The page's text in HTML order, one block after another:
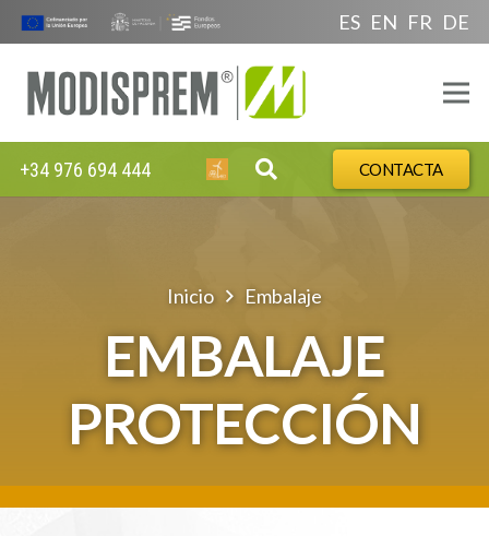
ES EN FR DE
+34 976 694 444 CONTACTA
Inicio Embalaje
EMBALAJE
PROTECCIÓN